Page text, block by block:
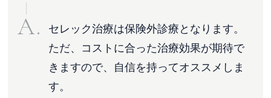
A.
セレック治療は保険外診療となります。
ただ、コストに合った治療効果が期待で
きますので、自信を持ってオススメしま
す。